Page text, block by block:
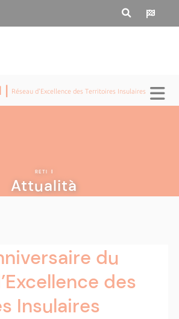
| Réseau d'Excellence des Territoires Insulaires
RETI |
Attualità
du
des
Insulaires